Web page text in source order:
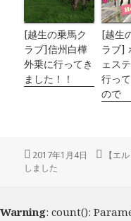
[越生の乗馬ク
ラブ]信州白樺
外乗に行ってき
ました！！
[越生
ラブ]
ェス
行っ
ので
投
稿
2017年1月4日
作【エ
しました
Warning: count():